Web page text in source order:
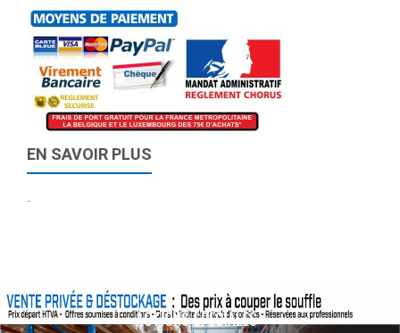
EN SAVOIR PLUS
-
ACTIONS SPÉCIALES